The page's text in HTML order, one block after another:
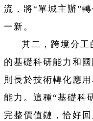
流，將“單城主辦”
一新。
其二，跨境分工
的基礎科研能力和
則長於技術轉化應
能力。這種“基礎
完整價值鏈，恰好